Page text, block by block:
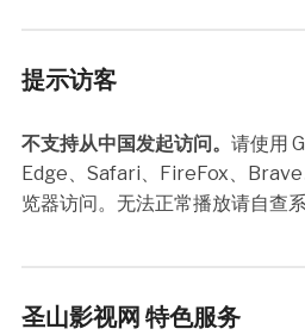
提示访客
不支持从中国发起访问。 请使用
Edge、Safari、FireFox、Brave
览器访问。无法正常播放请自查系
圣山影视网 特色服务